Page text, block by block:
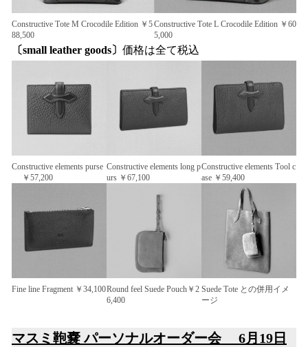
Constructive Tote M Crocodile Edition ￥5
88,500
Constructive Tote L Crocodile Edition ￥60
5,000
〔small leather goods〕 価格は全て税込
Constructive elements purse
￥57,200
Constructive elements long p
urs ￥67,100
Constructive elements Tool c
ase ￥59,400
Fine line Fragment ￥34,100Round feel Suede Pouch￥2
6,400
Suede Tote との併用イメ
ージ
マスミ鞄嚢 パーソナルオーダー会 6月19日